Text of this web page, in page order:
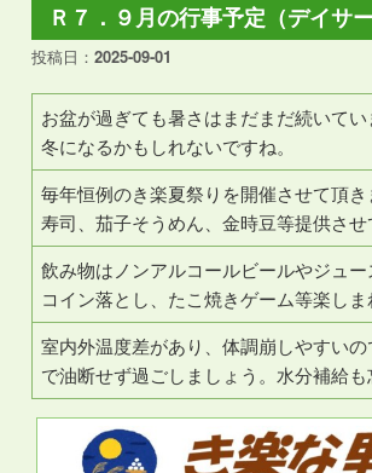
Ｒ７．９月の行事予定（デイサ
投稿日： 2025-09-01
お盆が過ぎても暑さはまだまだ続いて
冬になるかもしれないですね。
毎年恒例のき楽夏祭りを開催させて頂
寿司、茄子そうめん、金時豆等提供させ
飲み物はノンアルコールビールやジュ
コイン落とし、たこ焼きゲーム等楽しま
室内外温度差があり、体調崩しやすい
で油断せず過ごしましょう。水分補給も